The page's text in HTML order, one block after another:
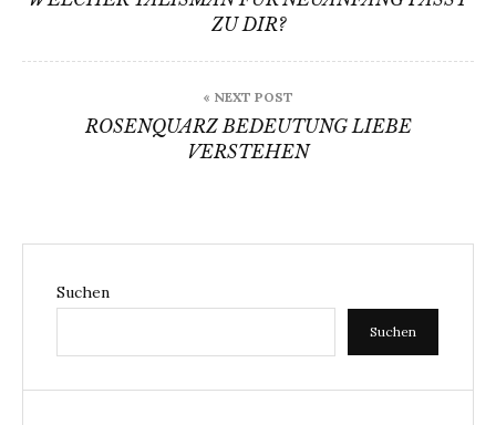
ZU DIR?
« NEXT POST
ROSENQUARZ BEDEUTUNG LIEBE
VERSTEHEN
Suchen
Suchen